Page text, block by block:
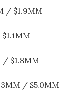
/ $1.9MM
/ $1.8MM
/ $5.0MM